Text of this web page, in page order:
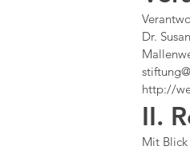
Dr.
http://
II.
Mit